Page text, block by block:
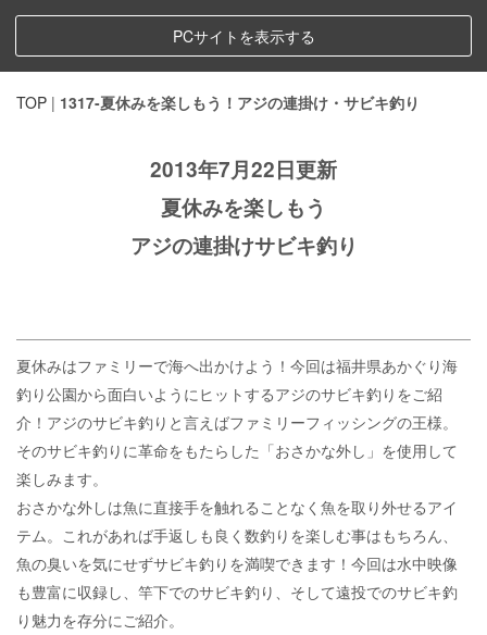
PCサイトを表示する
TOP | 1317-夏休みを楽しもう！アジの連掛け・サビキ釣り
2013年7月22日更新
夏休みを楽しもう
アジの連掛けサビキ釣り
夏休みはファミリーで海へ出かけよう！今回は福井県あかぐり海
釣り公園から面白いようにヒットするアジのサビキ釣りをご紹
介！アジのサビキ釣りと言えばファミリーフィッシングの王様。
そのサビキ釣りに革命をもたらした「おさかな外し」を使用して
楽しみます。
おさかな外しは魚に直接手を触れることなく魚を取り外せるアイ
テム。これがあれば手返しも良く数釣りを楽しむ事はもちろん、
魚の臭いを気にせずサビキ釣りを満喫できます！今回は水中映像
も豊富に収録し、竿下でのサビキ釣り、そして遠投でのサビキ釣
り魅力を存分にご紹介。